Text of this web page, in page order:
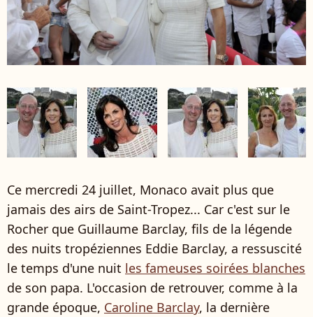
Ce mercredi 24 juillet, Monaco avait plus que
jamais des airs de Saint-Tropez... Car c'est sur le
Rocher que Guillaume Barclay, fils de la légende
des nuits tropéziennes Eddie Barclay, a ressuscité
le temps d'une nuit les fameuses soirées blanches
de son papa. L'occasion de retrouver, comme à la
grande époque, Caroline Barclay, la dernière